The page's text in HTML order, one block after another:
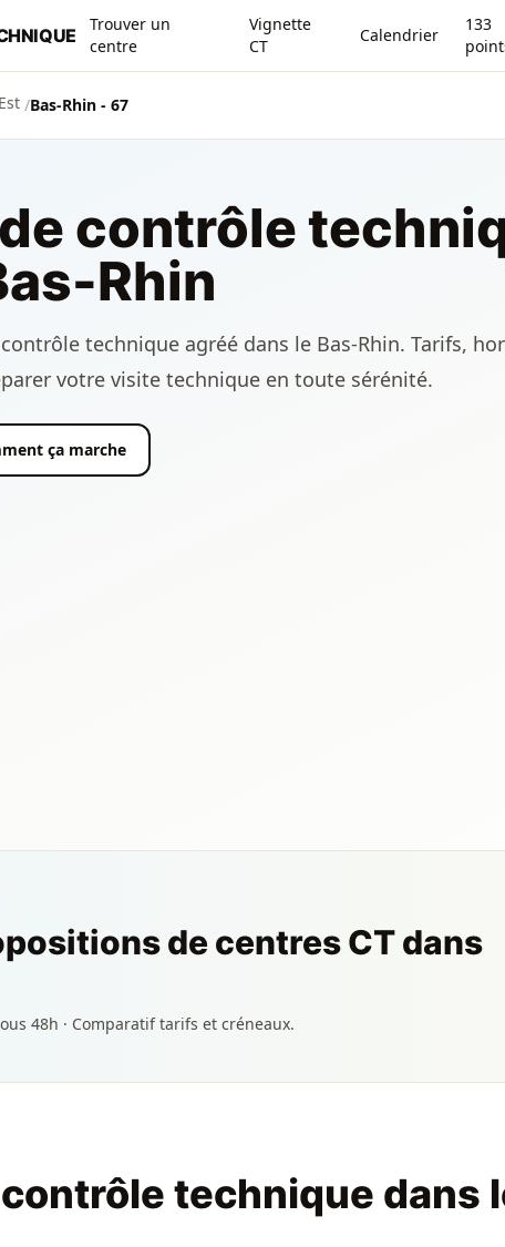
Trouver un
centre
Vignette
CT
Calendrier
133
/Bas-Rhin - 67
contrôle
Rhin
technique agréé dans le Bas-Rhin. Tarifs,
votre visite technique en toute sérénité.
ça marche
de centres CT dans
48h · Comparatif tarifs et créneaux.
technique dans